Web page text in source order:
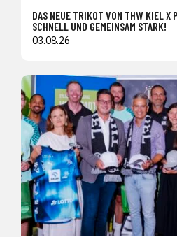
DAS NEUE TRIKOT VON THW KIEL X
SCHNELL UND GEMEINSAM STARK!
03.08.26